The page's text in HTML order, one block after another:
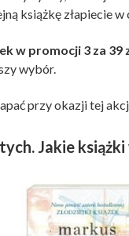
książkę złapiecie
w promocji 3 za 39
wybór.
przy okazji tej
Jakie